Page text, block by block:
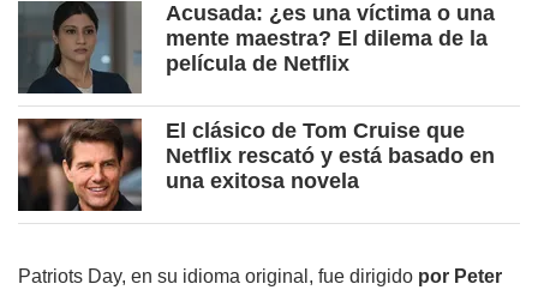
Acusada: ¿es una víctima o una
mente maestra? El dilema de la
película de Netflix
El clásico de Tom Cruise que
Netflix rescató y está basado en
una exitosa novela
Patriots Day, en su idioma original, fue dirigido por Peter